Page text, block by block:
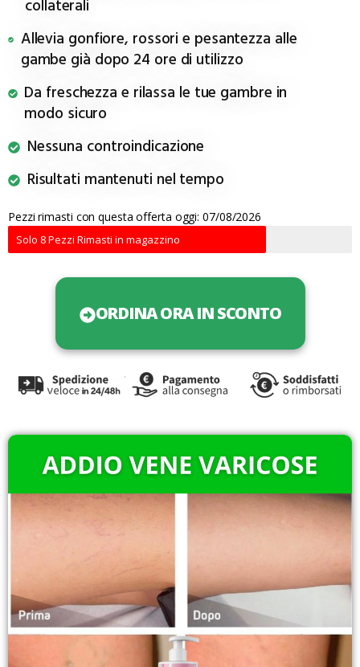
collaterali
Allevia gonfiore, rossori e pesantezza alle
gambe già dopo 24 ore di utilizzo
Da freschezza e rilassa le tue gambre in
modo sicuro
Nessuna controindicazione
Risultati mantenuti nel tempo
Pezzi rimasti con questa offerta oggi: 07/08/2026
Solo 8 Pezzi Rimasti in magazzino
ORDINA ORA IN SCONTO